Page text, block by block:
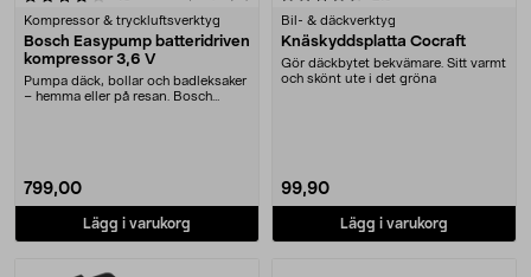
Kompressor & tryckluftsverktyg
Bosch Easypump batteridriven
kompressor 3,6 V
Pumpa däck, bollar och badleksaker
– hemma eller på resan. Bosch
799,00
Lägg i varukorg
Bil- & däckverktyg
Knäskyddsplatta Cocraft
Gör däckbytet bekvämare. Sitt varmt
och skönt ute i det gröna
99,90
Lägg i varukorg